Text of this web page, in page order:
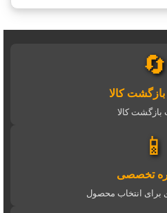
🔄
کالا
کالا
📱
تخصصی
برای انتخاب محصول